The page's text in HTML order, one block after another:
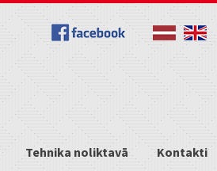
Tehnika noliktavā Kontakti